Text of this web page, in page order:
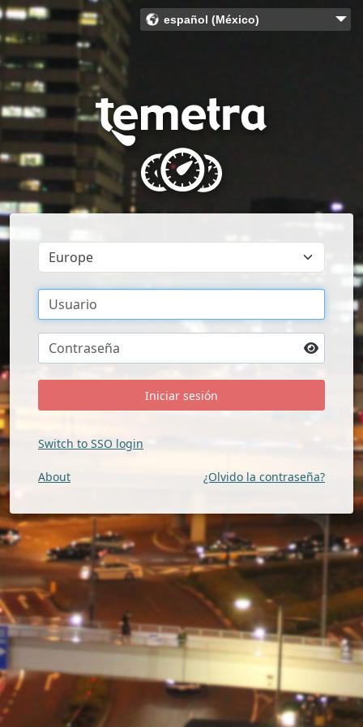
español (México)
Switch to SSO login
About ¿Olvido la contraseña?